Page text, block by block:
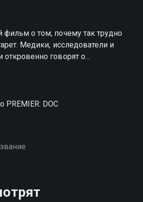
о том, почему так трудно
Медики, исследователи и
говорят о
с ней и о двух ключевых
с привычкой. Ведь дело не только
зачем это нужно и что
дым» — смотрите онлайн
PREMIER: DOC